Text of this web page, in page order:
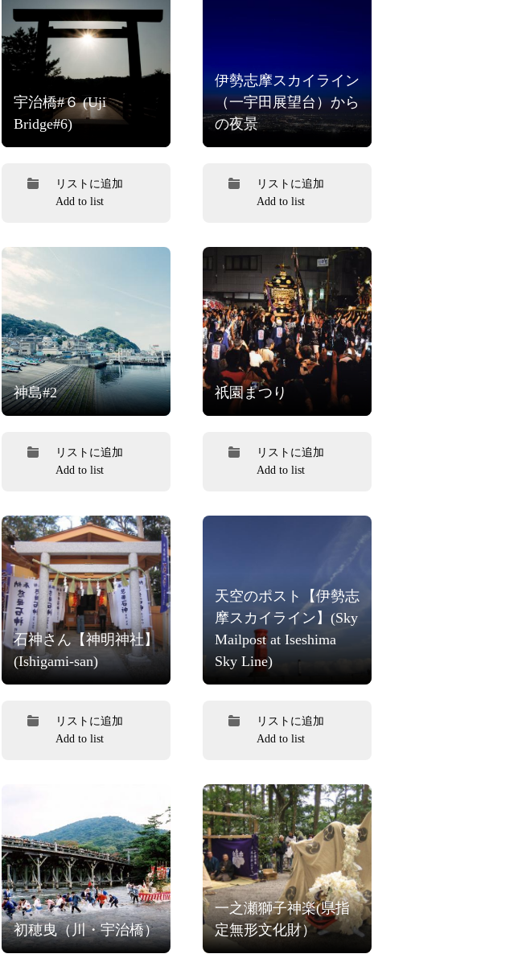
宇治橋#６ (Uji
Bridge#6)
リストに追加
Add to list
伊勢志摩スカイライン
（一宇田展望台）から
の夜景
リストに追加
Add to list
神島#2
リストに追加
Add to list
祇園まつり
リストに追加
Add to list
石神さん【神明神社】
(Ishigami-san)
リストに追加
Add to list
天空のポスト【伊勢志
摩スカイライン】(Sky
Mailpost at Iseshima
Sky Line)
リストに追加
Add to list
初穂曳（川・宇治橋）
一之瀬獅子神楽(県指
定無形文化財）